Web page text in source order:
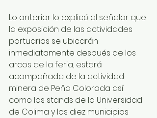
Lo anterior lo explicó al señalar que
la exposición de las actividades
portuarias se ubicarán
inmediatamente después de los
arcos de la feria, estará
acompañada de la actividad
minera de Peña Colorada así
como los stands de la Universidad
de Colima y los diez municipios